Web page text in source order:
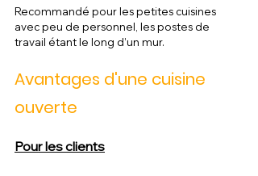
Recommandé pour les petites cuisines
avec peu de personnel, les postes de
travail étant le long d’un mur.
Avantages d'une cuisine
ouverte
Pour les clients